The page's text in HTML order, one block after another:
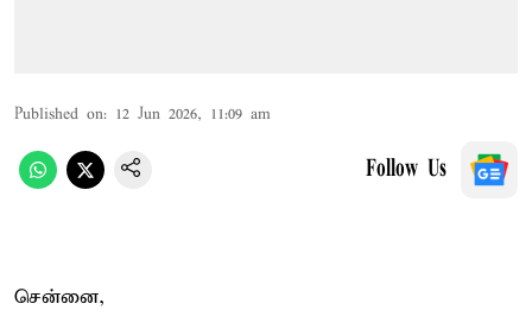
Published on: 12 Jun 2026, 11:09 am
Follow Us
சென்னை,